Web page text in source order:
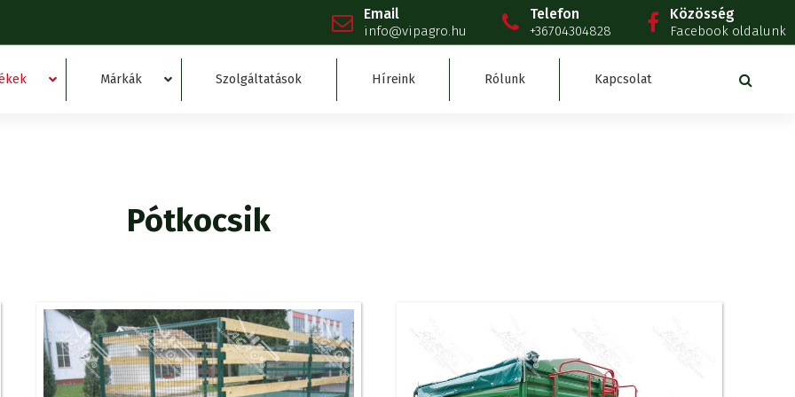
Email
info@vipagro.hu
Telefon
+36704304828
Közösség
Facebook oldalunk
Márkák Szolgáltatások Híreink Rólunk Kapcsolat
Pótkocsik